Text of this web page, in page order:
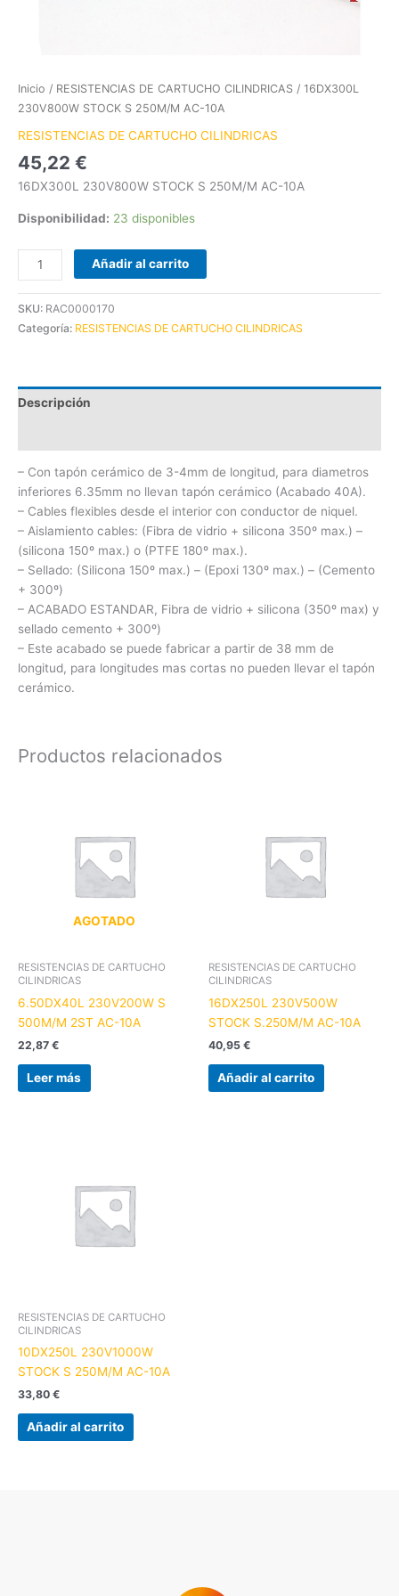
Inicio / RESISTENCIAS DE CARTUCHO CILINDRICAS / 16DX300L
230V800W STOCK S 250M/M AC-10A
RESISTENCIAS DE CARTUCHO CILINDRICAS
45,22 €
16DX300L 230V800W STOCK S 250M/M AC-10A
Disponibilidad: 23 disponibles
Añadir al carrito
SKU: RAC0000170
Categoría: RESISTENCIAS DE CARTUCHO CILINDRICAS
Descripción
– Con tapón cerámico de 3-4mm de longitud, para diametros
inferiores 6.35mm no llevan tapón cerámico (Acabado 40A).
– Cables flexibles desde el interior con conductor de niquel.
– Aislamiento cables: (Fibra de vidrio + silicona 350º max.) –
(silicona 150º max.) o (PTFE 180º max.).
– Sellado: (Silicona 150º max.) – (Epoxi 130º max.) – (Cemento
+ 300º)
– ACABADO ESTANDAR, Fibra de vidrio + silicona (350º max) y
sellado cemento + 300º)
– Este acabado se puede fabricar a partir de 38 mm de
longitud, para longitudes mas cortas no pueden llevar el tapón
cerámico.
Productos relacionados
AGOTADO
RESISTENCIAS DE CARTUCHO
CILINDRICAS
6.50DX40L 230V200W S
500M/M 2ST AC-10A
22,87 €
Leer más
RESISTENCIAS DE CARTUCHO
CILINDRICAS
16DX250L 230V500W
STOCK S.250M/M AC-10A
40,95 €
Añadir al carrito
RESISTENCIAS DE CARTUCHO
CILINDRICAS
10DX250L 230V1000W
STOCK S 250M/M AC-10A
33,80 €
Añadir al carrito